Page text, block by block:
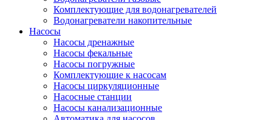
Комплектующие для водонагревателей
Водонагреватели накопительные
Насосы
Насосы дренажные
Насосы фекальные
Насосы погружные
Комплектующие к насосам
Насосы циркуляционные
Насосные станции
Насосы канализационные